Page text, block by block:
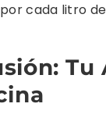
por cada litro
Tu